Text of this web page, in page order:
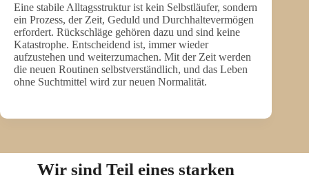
Eine stabile Alltagsstruktur ist kein Selbstläufer, sondern
ein Prozess, der Zeit, Geduld und Durchhaltevermögen
erfordert. Rückschläge gehören dazu und sind keine
Katastrophe. Entscheidend ist, immer wieder
aufzustehen und weiterzumachen. Mit der Zeit werden
die neuen Routinen selbstverständlich, und das Leben
ohne Suchtmittel wird zur neuen Normalität.
Wir sind Teil eines starken